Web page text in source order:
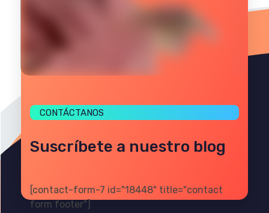
CONTÁCTANOS
Suscríbete a nuestro blog
[contact-form-7 id="18448" title="contact
form footer"]